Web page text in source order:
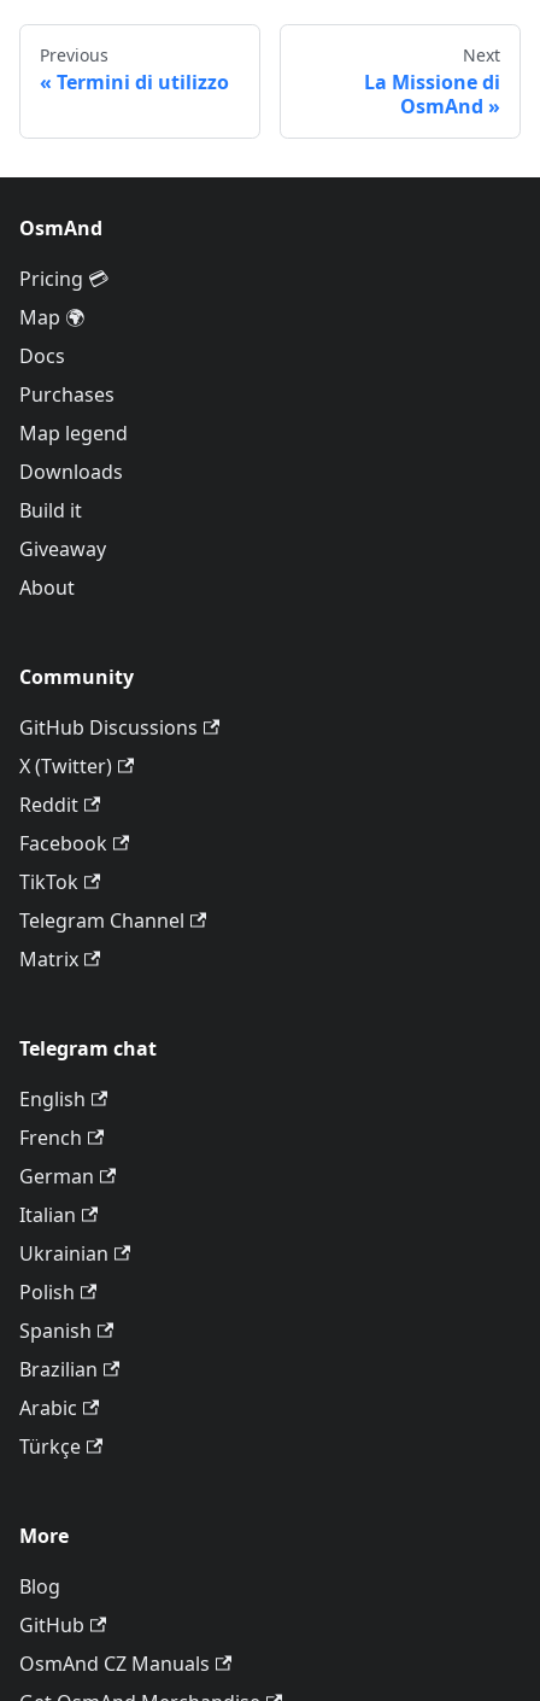
Previous
Termini di utilizzo
Next
La Missione di
OsmAnd
OsmAnd
Pricing 💳
Map 🌍
Docs
Purchases
Map legend
Downloads
Build it
Giveaway
About
Community
GitHub Discussions
X (Twitter)
Reddit
Facebook
TikTok
Telegram Channel
Matrix
Telegram chat
English
French
German
Italian
Ukrainian
Polish
Spanish
Brazilian
Arabic
Türkçe
More
Blog
GitHub
OsmAnd CZ Manuals